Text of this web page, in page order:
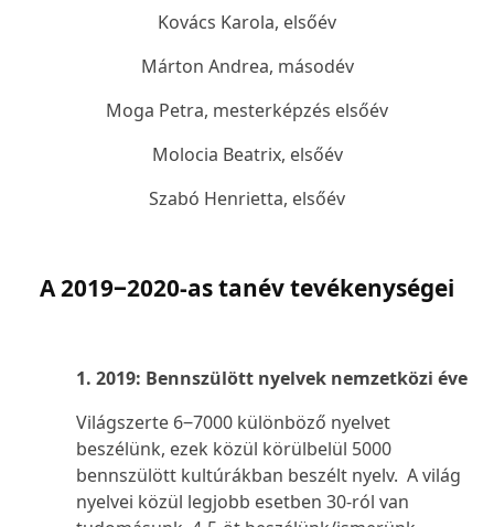
Kovács Karola, elsőév
Márton Andrea, másodév
Moga Petra, mesterképzés elsőév
Molocia Beatrix, elsőév
Szabó Henrietta, elsőév
A 2019‒2020-as tanév tevékenységei
1. 2019: Bennszülött nyelvek nemzetközi éve
Világszerte 6‒7000 különböző nyelvet
beszélünk, ezek közül körülbelül 5000
bennszülött kultúrákban beszélt nyelv. A világ
nyelvei közül legjobb esetben 30-ról van